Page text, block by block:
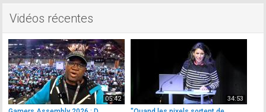
Vidéos récentes
05:42 34:53